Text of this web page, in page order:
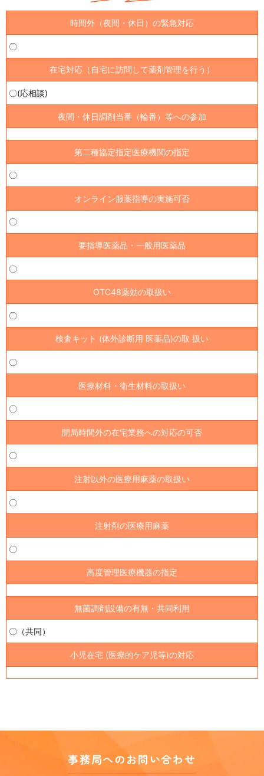
時間外（夜間・休日）の緊急対応
〇
在宅対応（自宅に訪問して薬剤管理を行う）
〇(応相談)
夜間・休日調剤当番（輪番）等への参加
第二種協定指定医療機関の指定
〇
オンライン服薬指導の実施可否
〇
要指導医薬品・一般用医薬品
〇
OTC48薬効の取扱い
〇
検査キット (体外診断用 医薬品)の取 扱い
〇
医療材料・衛生材料の取扱い
〇
開局時間外の在宅業務への対応の可否
〇
注射以外の医療用麻薬の取扱い
〇
注射剤の医療用麻薬
〇
高度管理医療機器の指定
無菌調剤設備の有無・共同利用
〇（共同）
小児在宅 (医療的ケア児等)の対応
事務局へのお問い合わせ